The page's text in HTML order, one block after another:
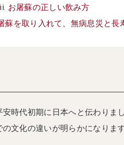
お屠蘇の正しい飲み方
蘇を取り入れて、無病息災と長
時代初期に日本へと伝わりま
文化の違いが明らかになります